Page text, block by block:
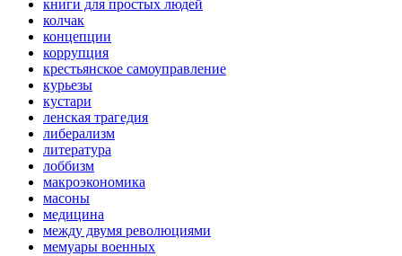
книги для простых людей
колчак
концепции
коррупция
крестьянское самоуправление
курьезы
кустари
ленская трагедия
либерализм
литература
лоббизм
макроэкономика
масоны
медицина
между двумя революциями
мемуары военных